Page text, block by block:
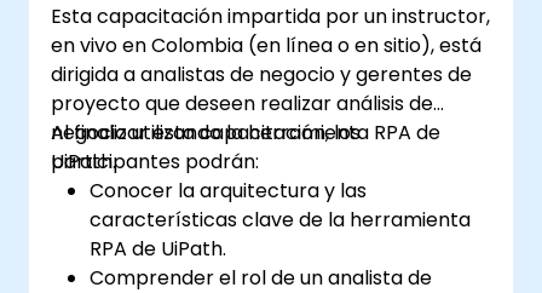
Esta capacitación impartida por un instructor,
en vivo en Colombia (en línea o en sitio), está
dirigida a analistas de negocio y gerentes de
proyecto que deseen realizar análisis de
negocio utilizando la herramienta RPA de
UiPath.
Al finalizar esta capacitación, los
participantes podrán:
Conocer la arquitectura y las
características clave de la herramienta
RPA de UiPath.
Comprender el rol de un analista de